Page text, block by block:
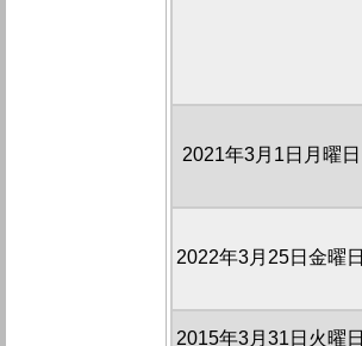
2021年3月1日月曜日
2022年3月25日金曜日
2015年3月31日火曜日